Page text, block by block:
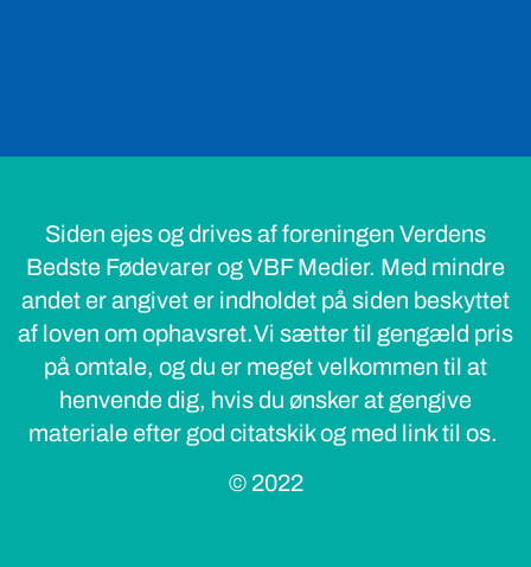
Siden ejes og drives af foreningen Verdens
Bedste Fødevarer og VBF Medier. Med mindre
andet er angivet er indholdet på siden beskyttet
af loven om ophavsret.Vi sætter til gengæld pris
på omtale, og du er meget velkommen til at
henvende dig, hvis du ønsker at gengive
materiale efter god citatskik og med link til os.
© 2022